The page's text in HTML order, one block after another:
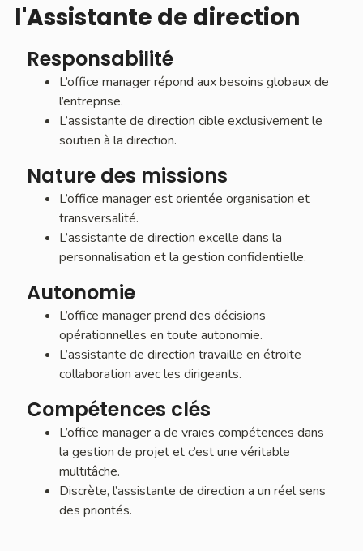
l'Assistante de direction
Responsabilité
L’office manager répond aux besoins globaux de
l’entreprise.
L’assistante de direction cible exclusivement le
soutien à la direction.
Nature des missions
L’office manager est orientée organisation et
transversalité.
L’assistante de direction excelle dans la
personnalisation et la gestion confidentielle.
Autonomie
L’office manager prend des décisions
opérationnelles en toute autonomie.
L’assistante de direction travaille en étroite
collaboration avec les dirigeants.
Compétences clés
L’office manager a de vraies compétences dans
la gestion de projet et c’est une véritable
multitâche.
Discrète, l’assistante de direction a un réel sens
des priorités.